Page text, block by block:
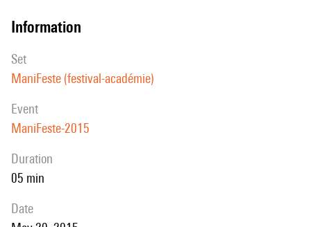
information
set
ManiFeste (festival-académie)
event
ManiFeste-2015
duration
05 min
date